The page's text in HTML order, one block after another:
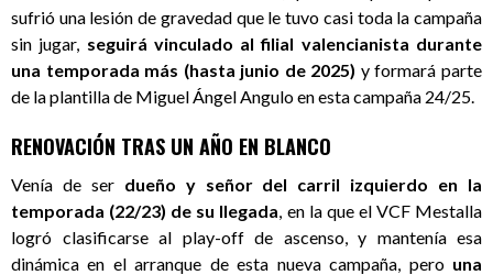
sufrió una lesión de gravedad que le tuvo casi toda la campaña
sin jugar, seguirá vinculado al filial valencianista durante
una temporada más (hasta junio de 2025) y formará parte
de la plantilla de Miguel Ángel Angulo en esta campaña 24/25.
RENOVACIÓN TRAS UN AÑO EN BLANCO
Venía de ser dueño y señor del carril izquierdo en la
temporada (22/23) de su llegada, en la que el VCF Mestalla
logró clasificarse al play-off de ascenso, y mantenía esa
dinámica en el arranque de esta nueva campaña, pero una